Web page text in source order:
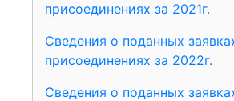
присоединениях за 2021г.
Сведения о поданных
присоединениях за 2022г.
Сведения о поданных